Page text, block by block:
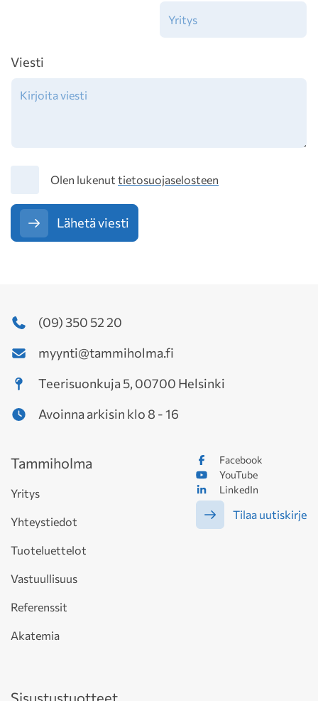
Viesti
TietosuojaOlen lukenut tietosuojaselosteen
Lähetä viesti
(09) 350 52 20
myynti@tammiholma.fi
Teerisuonkuja 5, 00700 Helsinki
Avoinna arkisin klo 8 - 16
Facebook
YouTube
LinkedIn
Tilaa uutiskirje
Tammiholma
Yritys
Yhteystiedot
Tuoteluettelot
Vastuullisuus
Referenssit
Akatemia
Sisustustuotteet